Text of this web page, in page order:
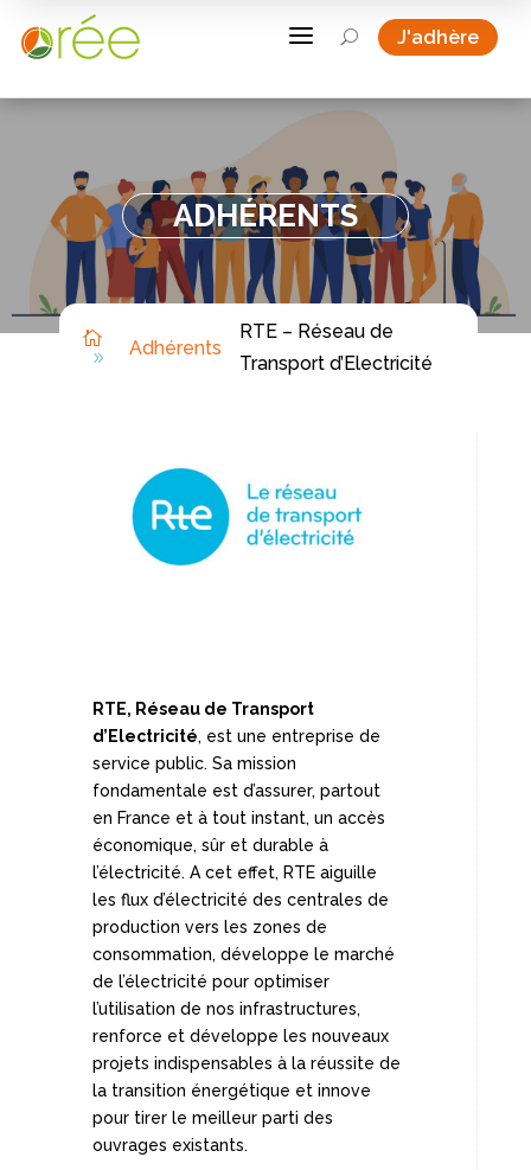
a U J'adhère
ADHÉRENTS

9
Adhérents
RTE – Réseau de
Transport d’Electricité
RTE, Réseau de Transport
d’Electricité, est une entreprise de
service public. Sa mission
fondamentale est d’assurer, partout
en France et à tout instant, un accès
économique, sûr et durable à
l’électricité. A cet effet, RTE aiguille
les flux d’électricité des centrales de
production vers les zones de
consommation, développe le marché
de l’électricité pour optimiser
l’utilisation de nos infrastructures,
renforce et développe les nouveaux
projets indispensables à la réussite de
la transition énergétique et innove
pour tirer le meilleur parti des
ouvrages existants.